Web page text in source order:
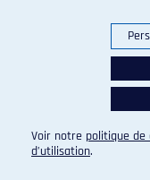
© 2026 Carabins
Voir notre politique
d’utilisation.